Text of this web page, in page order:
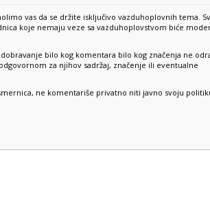
vas da se držite isključivo vazduhoplovnih tema.
koje nemaju veze sa vazduhoplovstvom biće
bilo kog komentara bilo kog značenja ne
za njihov sadržaj, značenje ili eventualne
ne komentariše privatno niti javno svoju